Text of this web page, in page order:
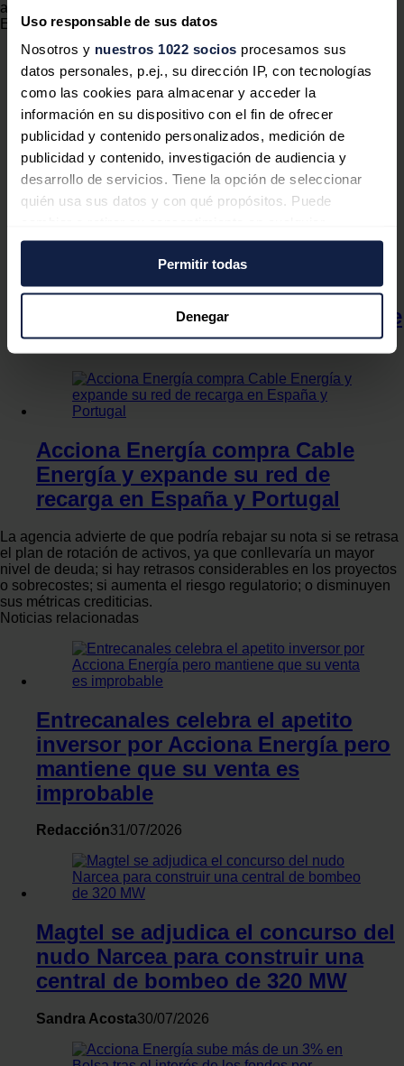
Uso responsable de sus datos
Nosotros y nuestros 1022 socios procesamos sus
datos personales, p.ej., su dirección IP, con tecnologías
como las cookies para almacenar y acceder la
información en su dispositivo con el fin de ofrecer
publicidad y contenido personalizados, medición de
publicidad y contenido, investigación de audiencia y
desarrollo de servicios. Tiene la opción de seleccionar
quién usa sus datos y con qué propósitos. Puede
momento desde la Declaración de cookies o clicando en
el Menú de consentimiento.
Si lo permite, también quisiéramos:
Recopilar información sobre su ubicación
geográfica que puede tener una precisión de varios
metros
Identificar su dispositivo analizándolo activamente
para buscar características específicas (huellas
digitales)
Obtenga más información sobre cómo se procesan sus
datos personales y establezca sus preferencias en la
sección de datos. Puede cambiar o retirar su
consentimiento en cualquier momento en la Declaración
de cookies.
Las cookies de este sitio web se usan para personalizar
el contenido y los anuncios, ofrecer funciones de redes
sociales y analizar el tráfico. Además, compartimos
información sobre el uso que haga del sitio web con
nuestros partners de redes sociales, publicidad y análisis
que les haya proporcionado o que hayan recopilado a
partir del uso que haya hecho de sus servicios.
Permitir todas
Denegar
al menor consumo de efectivo.
El redactor recomienda
Acciona Energía, mejor empresa
para trabajar en el sector
energético
Acciona Energía y El Ganso ha
lanzado una línea de zapatillas
fabricadas con las palas del parque
eólico de Tahivilla
Acciona Energía compra Cable
Energía y expande su red de
recarga en España y Portugal
La agencia advierte de que podría rebajar su nota si se retrasa
el plan de rotación de activos, ya que conllevaría un mayor
nivel de deuda; si hay retrasos considerables en los proyectos
o sobrecostes; si aumenta el riesgo regulatorio; o disminuyen
sus métricas crediticias.
Noticias relacionadas
Entrecanales celebra el apetito
inversor por Acciona Energía pero
mantiene que su venta es
improbable
Redacción31/07/2026
Magtel se adjudica el concurso del
nudo Narcea para construir una
central de bombeo de 320 MW
Sandra Acosta30/07/2026